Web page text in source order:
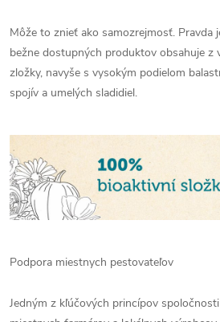
Môže to znieť ako samozrejmosť. Pravda
bežne dostupných produktov obsahuje z
zložky, navyše s vysokým podielom
spojív a umelých sladidiel.
Podpora miestnych pestovateľov
Jedným z kľúčových princípov